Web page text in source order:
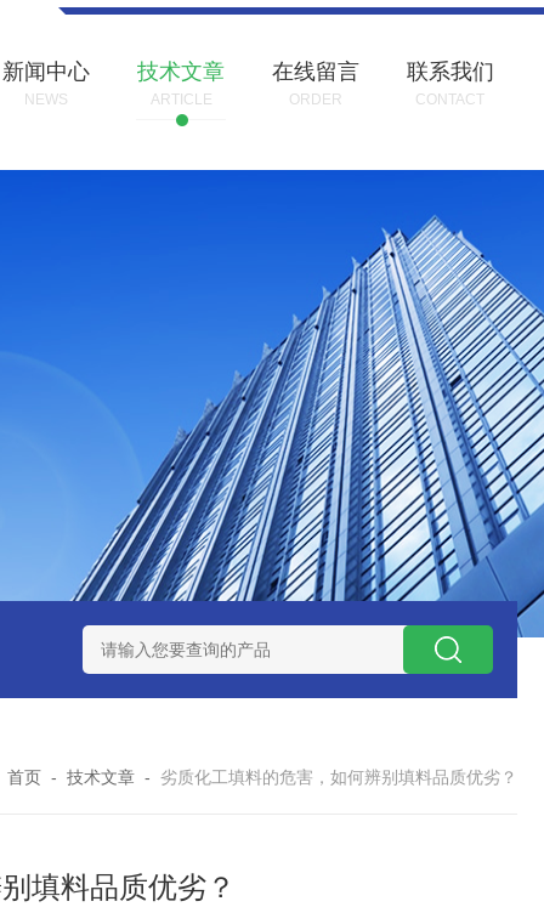
新闻中心
NEWS
技术文章
ARTICLE
在线留言
ORDER
联系我们
CONTACT
白色19规格塑料鲍尔环 耐高温 散装填料 蜂窝陶瓷
首页 - 技术文章 - 劣质化工填料的危害，如何辨别填料品质优劣？
填料品质优劣？